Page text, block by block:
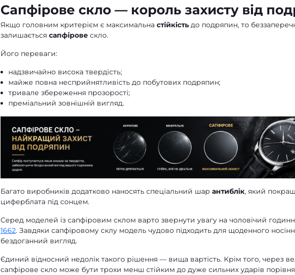
Сапфірове скло — король захисту від
Якщо головним критерієм є максимальна стійкістьдо подряпин, то
залишається сапфірове скло.
Його переваги:
надзвичайно висока твердість;
майже повна несприйнятливість до побутових подряпин;
тривале збереження прозорості;
преміальний зовнішній вигляд.
Багато виробників додатково наносять спеціальний шар антиблік, який
циферблата під сонцем.
Серед моделей із сапфіровим склом варто звернути увагу на чоловічий
1662. Завдяки сапфіровому склу модель чудово підходить для щоденного
бездоганний вигляд.
Єдиний відносний недолік такого рішення — вища вартість. Крім того, через
сапфірове скло може бути трохи менш стійким до дуже сильних ударів